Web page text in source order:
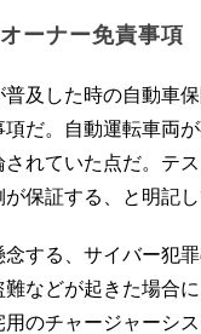
ーナー免責事項
及した時の自動車
だ。自動運転車両
されていた点だ。テ
保証する、と明記し
する、サイバー犯
などが起きた場合
用のチャージャーシ